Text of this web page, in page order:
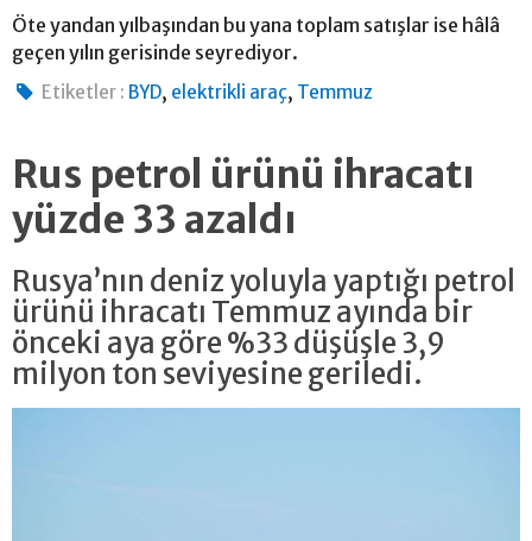
Öte yandan yılbaşından bu yana toplam satışlar ise hâlâ
geçen yılın gerisinde seyrediyor.
Etiketler : BYD, elektrikli araç, Temmuz
Rus petrol ürünü ihracatı
yüzde 33 azaldı
Rusya’nın deniz yoluyla yaptığı petrol
ürünü ihracatı Temmuz ayında bir
önceki aya göre %33 düşüşle 3,9
milyon ton seviyesine geriledi.